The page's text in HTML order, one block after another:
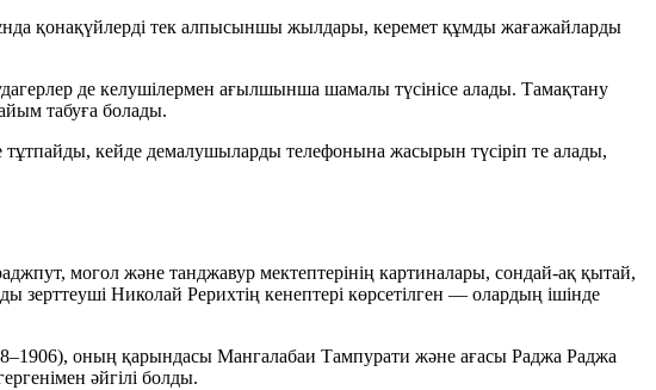
қонақүйлерді тек алпысыншы жылдары, керемет құмды жағажайларды
де келушілермен ағылшынша шамалы түсінісе алады. Тамақтану
табуға болады.
тұтпайды, кейде демалушыларды телефонына жасырын түсіріп те алады,
могол және танджавур мектептерінің картиналары, сондай-ақ қытай,
Николай Рерихтің кенептері көрсетілген — олардың ішінде
оның қарындасы Мангалабаи Тампурати және ағасы Раджа Раджа
әйгілі болды.